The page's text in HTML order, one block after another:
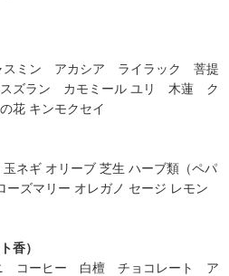
スミン アカシア ライラック 菩提
ズラン カモミール ユリ 木蓮 ク
花 キンモクセイ
ネギ オリーブ 芝生 ハーブ類（ペパ
ーズマリー オレガノ セージ レモン
香）
コーヒー 白檀 チョコレート ア